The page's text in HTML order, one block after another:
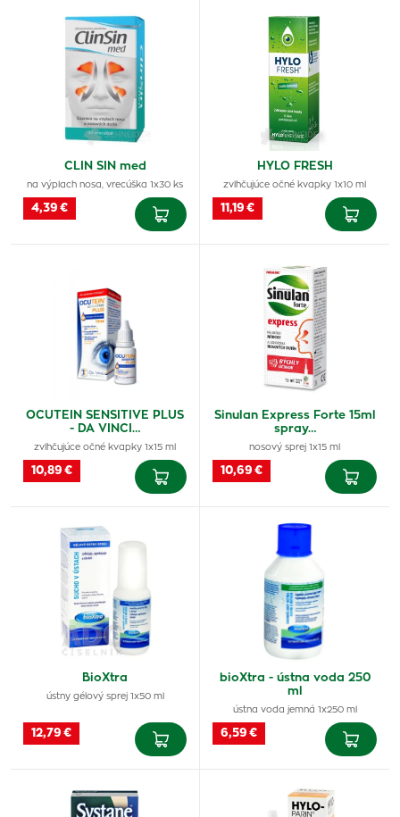
CLIN SIN med
na výplach nosa, vrecúška 1x30 ks
4,39 €
HYLO FRESH
zvlhčujúce očné kvapky 1x10 ml
11,19 €
OCUTEIN SENSITIVE PLUS
- DA VINCI…
zvlhčujúce očné kvapky 1x15 ml
10,89 €
Sinulan Express Forte 15ml
spray…
nosový sprej 1x15 ml
10,69 €
BioXtra
ústny gélový sprej 1x50 ml
12,79 €
bioXtra - ústna voda 250
ml
ústna voda jemná 1x250 ml
6,59 €